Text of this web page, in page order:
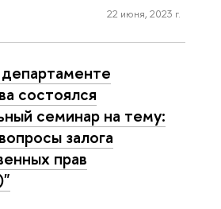
22 июня, 2023 г.
состоялся
семинар на тему:
залога
прав